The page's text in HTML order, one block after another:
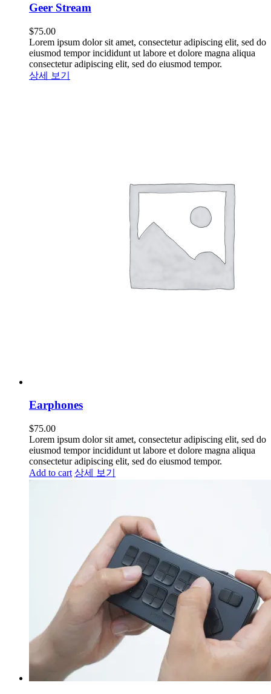
Geer Stream
$75.00
Lorem ipsum dolor sit amet, consectetur adipiscing elit, sed do
eiusmod tempor incididunt ut labore et dolore magna aliqua
consectetur adipiscing elit, sed do eiusmod tempor.
상세 보기
Earphones
$75.00
Lorem ipsum dolor sit amet, consectetur adipiscing elit, sed do
eiusmod tempor incididunt ut labore et dolore magna aliqua
consectetur adipiscing elit, sed do eiusmod tempor.
Add to cart 상세 보기